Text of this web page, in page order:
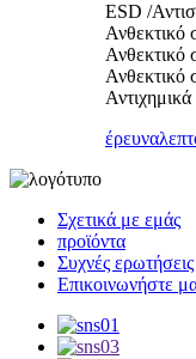
ESD /
Ανθεκτικό
Ανθεκτικό
Ανθεκτικό
Αντιχημικά
έρευνα
Σχετικά με εμάς
προϊόντα
Συχνές ερωτήσεις
Επικοινωνήστε